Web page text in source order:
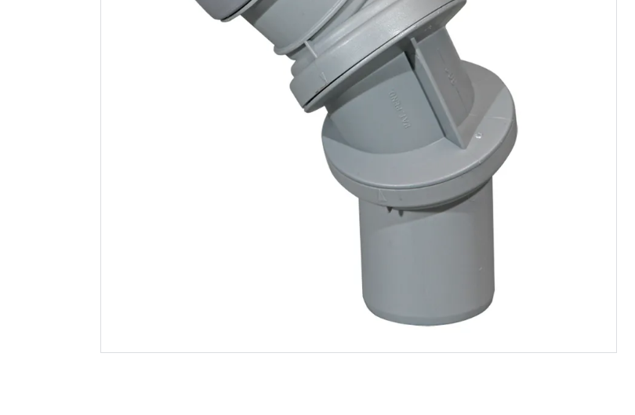
Jotiflex 50mm
grenrør 45-90° 2
muffer grå
Nettlager
Klikk & Hent
Ht pro bend ø50 87°
grå
39
Nettlager
Klikk & Hent